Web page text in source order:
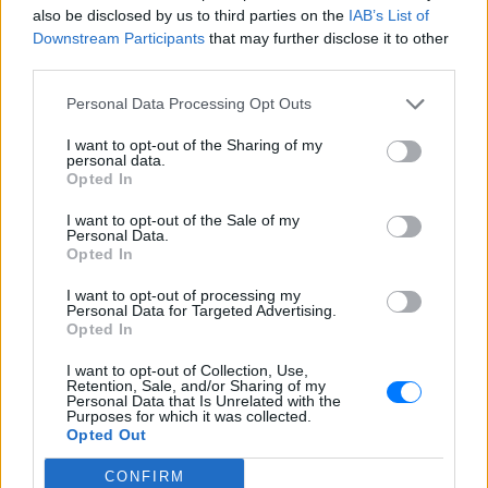
also be disclosed by us to third parties on the IAB’s List of
Downstream Participants that may further disclose it to other
Personal Data Processing Opt Outs
I want to opt-out of the Sharing of my
personal data.
Opted In
I want to opt-out of the Sale of my
Personal Data.
Opted In
I want to opt-out of processing my
Personal Data for Targeted Advertising.
Opted In
I want to opt-out of Collection, Use,
Retention, Sale, and/or Sharing of my
Personal Data that Is Unrelated with the
Purposes for which it was collected.
Opted Out
CONFIRM
ΔΕΙΤΕ ΕΠΙΣΗΣ